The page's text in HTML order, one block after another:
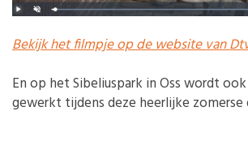
Bekijk het filmpje op de website van
En op het Sibeliuspark in Oss wordt
gewerkt tijdens deze heerlijke zomerse